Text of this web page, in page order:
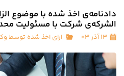
دادنامه‌ی اخذ شده با موضوع
الشرکه‌ی شرکت با مسئولیت
۱۳ آذر ۰۳ ارای اخذ شده توسط